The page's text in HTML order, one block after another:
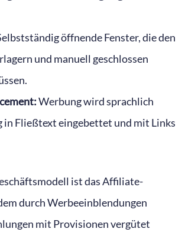
öffnende Fenster, die den
und manuell geschlossen
Werbung wird sprachlich
in Fließtext eingebettet und mit Links
ist das Affiliate-
durch Werbeeinblendungen
mit Provisionen vergütet